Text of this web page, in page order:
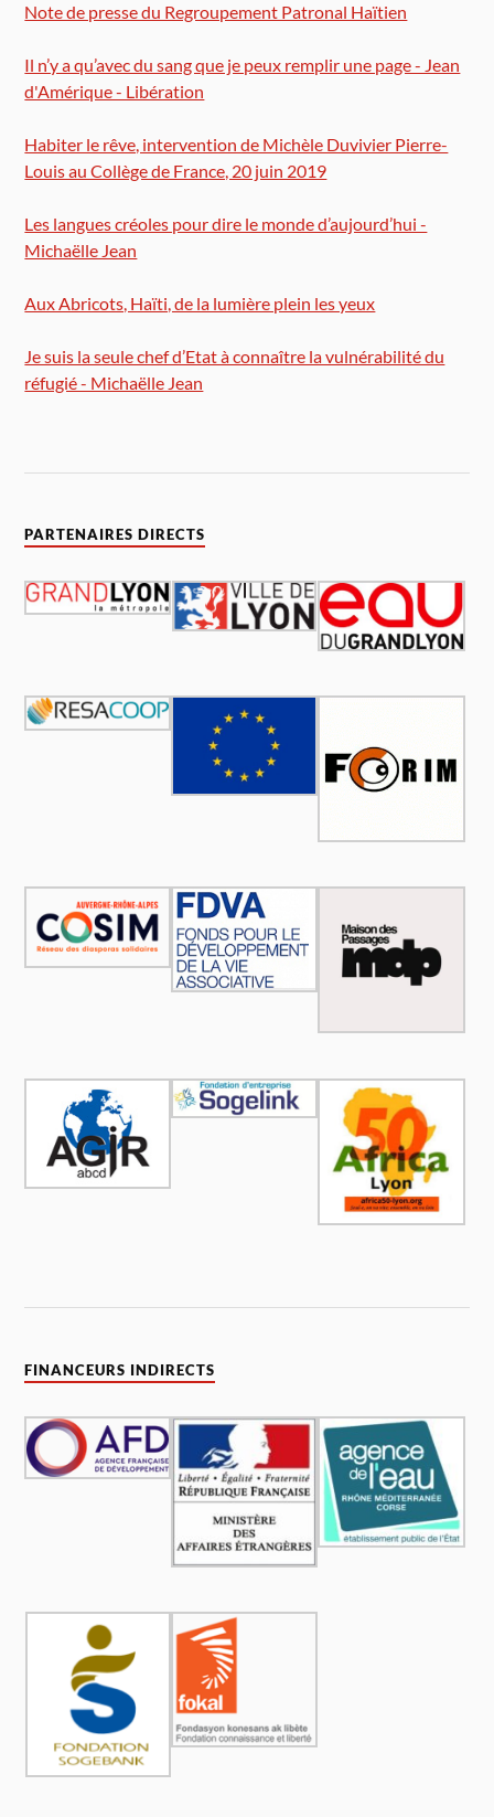
Note de presse du Regroupement Patronal Haïtien
Il n’y a qu’avec du sang que je peux remplir une page - Jean
d'Amérique - Libération
Habiter le rêve, intervention de Michèle Duvivier Pierre-
Louis au Collège de France, 20 juin 2019
Les langues créoles pour dire le monde d’aujourd’hui -
Michaëlle Jean
Aux Abricots, Haïti, de la lumière plein les yeux
Je suis la seule chef d’Etat à connaître la vulnérabilité du
réfugié - Michaëlle Jean
PARTENAIRES DIRECTS
FINANCEURS INDIRECTS